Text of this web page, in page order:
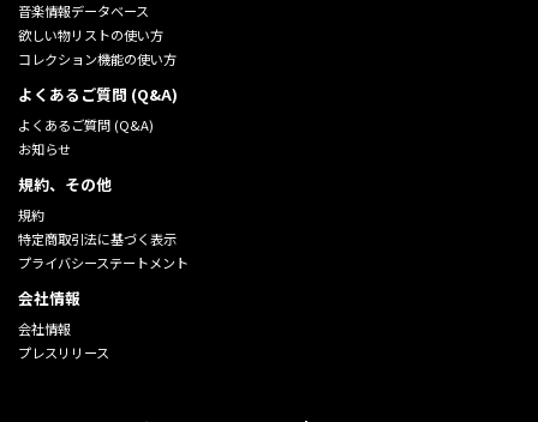
音楽情報データベース
欲しい物リストの使い方
コレクション機能の使い方
よくあるご質問 (Q&A)
よくあるご質問 (Q&A)
お知らせ
規約、その他
規約
特定商取引法に基づく表示
プライバシーステートメント
会社情報
会社情報
プレスリリース